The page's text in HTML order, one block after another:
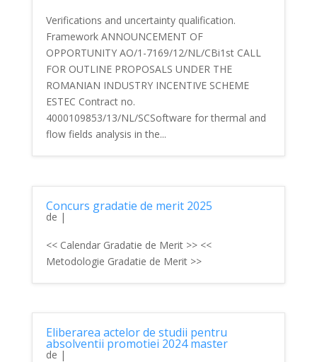
Verifications and uncertainty qualification.
Framework ANNOUNCEMENT OF
OPPORTUNITY AO/1-7169/12/NL/CBi1st CALL
FOR OUTLINE PROPOSALS UNDER THE
ROMANIAN INDUSTRY INCENTIVE SCHEME
ESTEC Contract no.
4000109853/13/NL/SCSoftware for thermal and
flow fields analysis in the...
Concurs gradatie de merit 2025
de |
<< Calendar Gradatie de Merit >> <<
Metodologie Gradatie de Merit >>
Eliberarea actelor de studii pentru
absolventii promotiei 2024 master
de |